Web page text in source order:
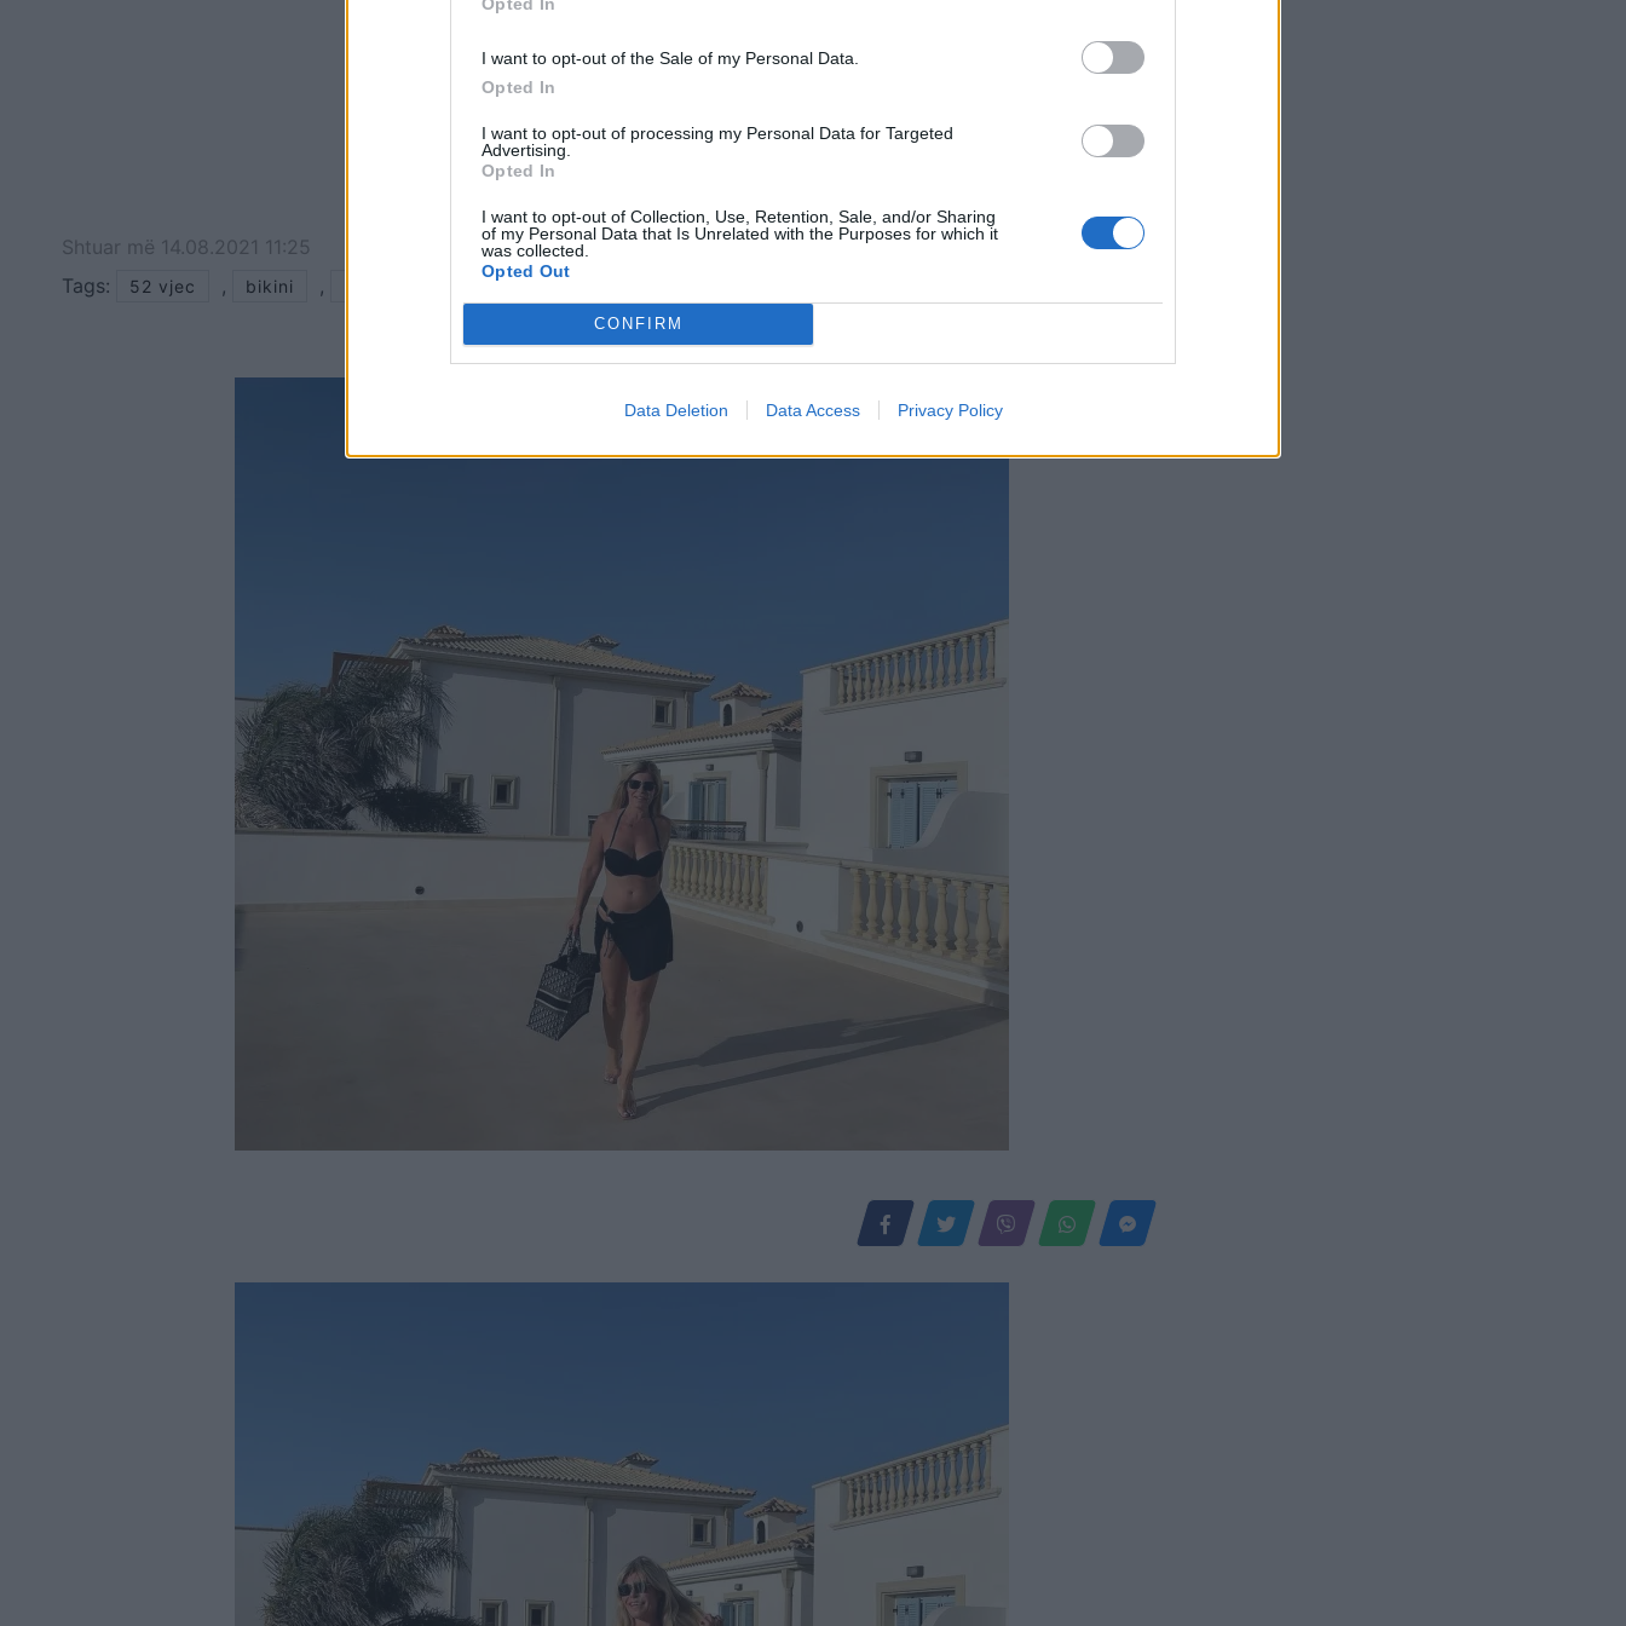
I want to opt-out of the Sale of my Personal Data.
Opted In
I want to opt-out of processing my Personal Data for Targeted
Advertising.
Opted In
I want to opt-out of Collection, Use, Retention, Sale, and/or Sharing
of my Personal Data that Is Unrelated with the Purposes for which it
was collected.
Opted Out
CONFIRM
Data Deletion Data Access Privacy Policy
Shtuar më 14.08.2021 11:25
Tags:
52 vjec , bikini ,